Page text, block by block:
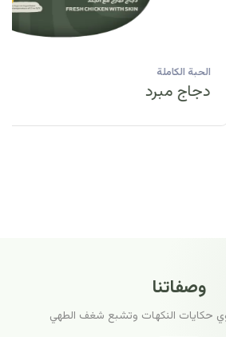
وصفاتنا
حكايات النكهات وتشبع شغف الطهي